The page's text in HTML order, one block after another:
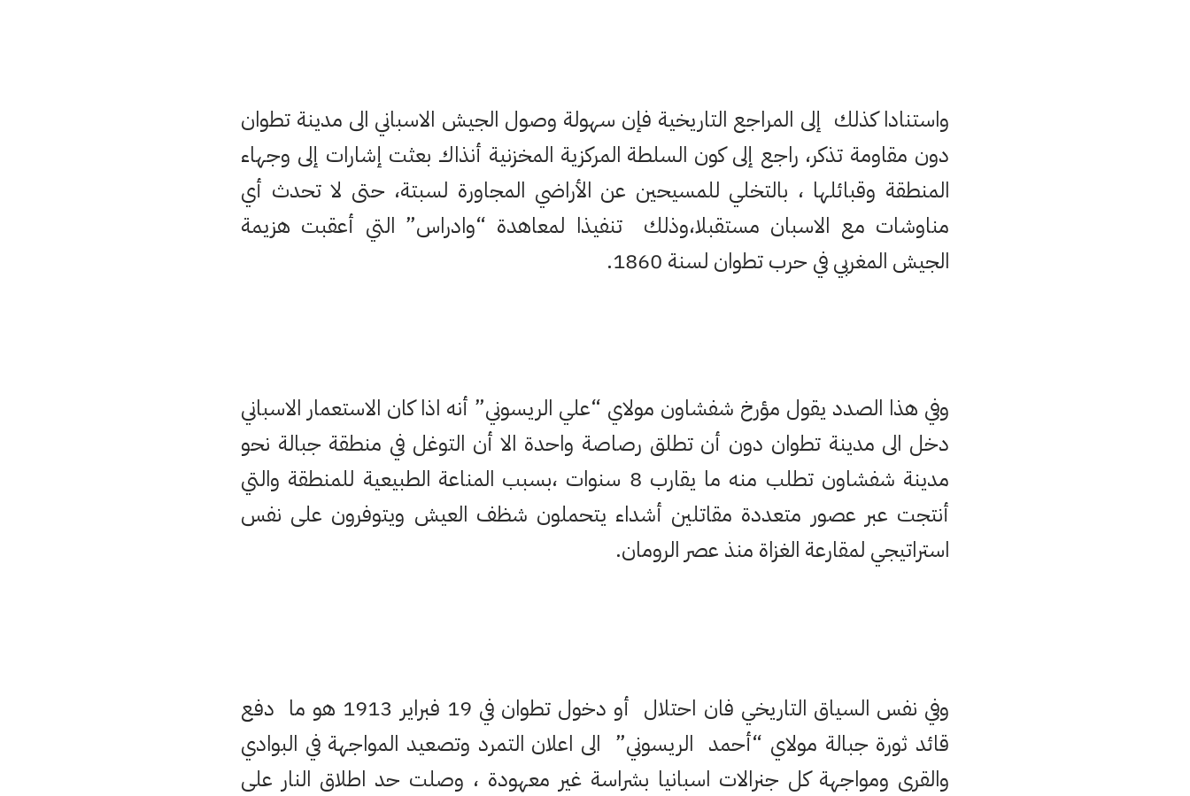
واستنادا كذلك إلى المراجع التاريخية فإن سهولة وصول الجيش الاسباني الى مدينة تطوان
دون مقاومة تذكر، راجع إلى كون السلطة المركزية المخزنية أنذاك بعثت إشارات إلى وجهاء
المنطقة وقبائلها ، بالتخلي للمسيحين عن الأراضي المجاورة لسبتة، حتى لا تحدث أي
مناوشات مع الاسبان مستقبلا،وذلك تنفيذا لمعاهدة “وادراس” التي أعقبت هزيمة
الجيش المغربي في حرب تطوان لسنة 1860.
وفي هذا الصدد يقول مؤرخ شفشاون مولاي “علي الريسوني” أنه اذا كان الاستعمار الاسباني
دخل الى مدينة تطوان دون أن تطلق رصاصة واحدة الا أن التوغل في منطقة جبالة نحو
مدينة شفشاون تطلب منه ما يقارب 8 سنوات ،بسبب المناعة الطبيعية للمنطقة والتي
أنتجت عبر عصور متعددة مقاتلين أشداء يتحملون شظف العيش ويتوفرون على نفس
استراتيجي لمقارعة الغزاة منذ عصر الرومان.
وفي نفس السياق التاريخي فان احتلال أو دخول تطوان في 19 فبراير 1913 هو ما دفع
قائد ثورة جبالة مولاي “أحمد الريسوني” الى اعلان التمرد وتصعيد المواجهة في البوادي
والقرى ومواجهة كل جنرالات اسبانيا بشراسة غير معهودة ، وصلت حد اطلاق النار على